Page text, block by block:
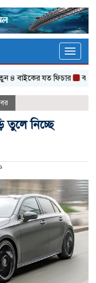
Toggle
যত ফিচার ঝালকাঠি
তুলে নিচ্ছে